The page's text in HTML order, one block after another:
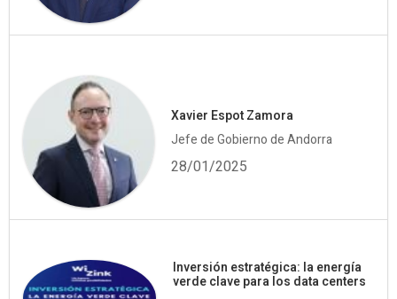
Xavier Espot Zamora
Jefe de Gobierno de Andorra
28/01/2025
Inversión estratégica: la energía
verde clave para los data centers